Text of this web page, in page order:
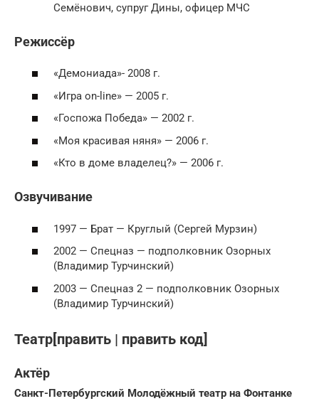
Семёнович, супруг Дины, офицер МЧС
Режиссёр
«Демониада»- 2008 г.
«Игра on-line» — 2005 г.
«Госпожа Победа» — 2002 г.
«Моя красивая няня» — 2006 г.
«Кто в доме владелец?» — 2006 г.
Озвучивание
1997 — Брат — Круглый (Сергей Мурзин)
2002 — Спецназ — подполковник Озорных
(Владимир Турчинский)
2003 — Спецназ 2 — подполковник Озорных
(Владимир Турчинский)
Театр[править | править код]
Актёр
Санкт-Петербургский Молодёжный театр на Фонтанке